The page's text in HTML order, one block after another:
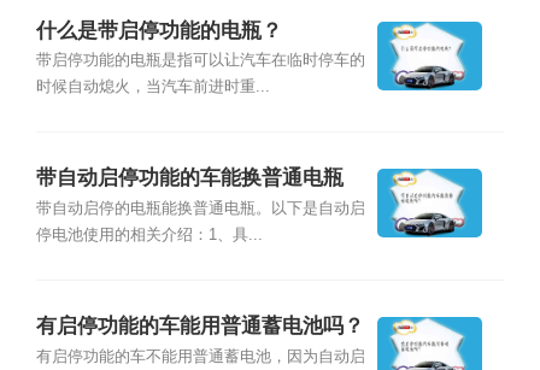
什么是带启停功能的电瓶？
带启停功能的电瓶是指可以让汽车在临时停车的
时候自动熄火，当汽车前进时重...
带自动启停功能的车能换普通电瓶
吗？
带自动启停的电瓶能换普通电瓶。以下是自动启
停电池使用的相关介绍：1、具...
有启停功能的车能用普通蓄电池吗？
有启停功能的车不能用普通蓄电池，因为自动启